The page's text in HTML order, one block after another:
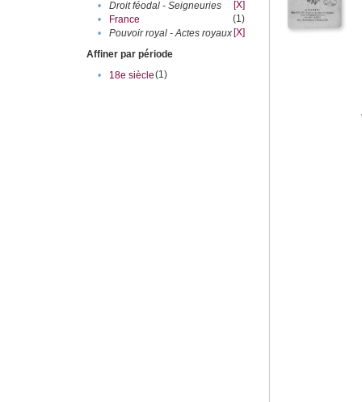
•
Droit féodal - Seigneuries
[X]
•
France
(1)
•
Pouvoir royal - Actes royaux [X]
Affiner par période
•
18e siècle(1)